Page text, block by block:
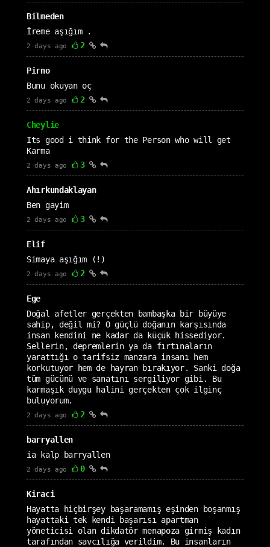
Bilmeden
İreme aşığım .
2 days ago 2
Pirno
Bunu okuyan oç
2 days ago 2
Cheylie
Its good i think for the Person who will get
Karma
2 days ago 3
Ahırkundaklayan
Ben gayim
2 days ago 3
Elif
Simaya aşığım (!)
2 days ago 2
Ege
Doğal afetler gerçekten bambaşka bir büyüye
sahip, değil mi? O güçlü doğanın karşısında
insan kendini ne kadar da küçük hissediyor.
Sellerin, depremlerin ya da fırtınaların
yarattığı o tarifsiz manzara insanı hem
korkutuyor hem de hayran bırakıyor. Sanki doğa
tüm gücünü ve sanatını sergiliyor gibi. Bu
karmaşık duygu halini gerçekten çok ilginç
buluyorum.
2 days ago 2
barryallen
ia kalp barryallen
2 days ago 0
Kiraci
Hayatta hiçbirşey başaramamış eşinden boşanmış
hayattaki tek kendi başarısı apartman
yöneticisi olan dikdatör menapoza girmiş kadın
tarafından savcılığa verildim. Bu insanların